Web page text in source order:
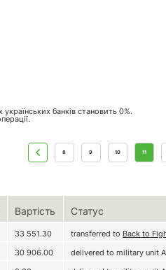
банків становить 0%.
8 9 10 11
Вартість Статус
33 551.30 transferred to Back to
30 906.00
delivered to military unit